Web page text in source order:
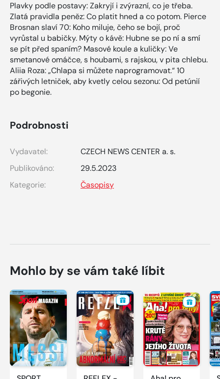
Plavky podle postavy: Zakryjí i zvýrazní, co je třeba.
Zlatá pravidla peněz: Co platit hned a co potom. Pierce
Brosnan slaví 70: Koho miluje, čeho se bojí, proč
vyrůstal u babičky. Mýty o kávě: Hubne se po ní a smí
se pít před spaním? Masové koule a kuličky: Ve
smetanové omáčce, s houbami, s rajskou, v pita chlebu.
Aliia Roza: „Chlapa si můžete naprogramovat.“ 10
zářivých letniček, aby kvetly celou sezonu: Od petúnií
po begonie.
Podrobnosti
Vydavatel:
CZECH NEWS CENTER a. s.
Publikováno:
29.5.2023
Kategorie:
Časopisy
Mohlo by se vám také líbit